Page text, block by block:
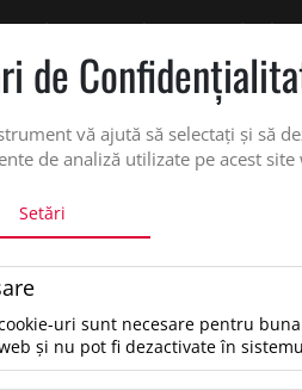
de pret personalizata pe
SERVICII PERSONALIZARE
dupa:
de
vă ajută să selectați și să
de analiză utilizate pe acest site
Setări
uri sunt necesare pentru
și nu pot fi dezactivate în